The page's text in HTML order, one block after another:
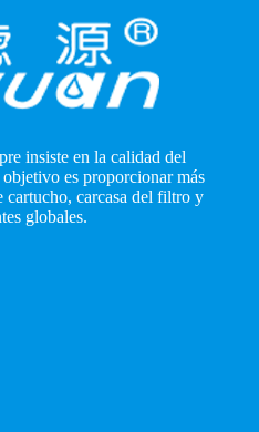
insiste en la calidad del
es proporcionar más
carcasa del filtro y
globales.